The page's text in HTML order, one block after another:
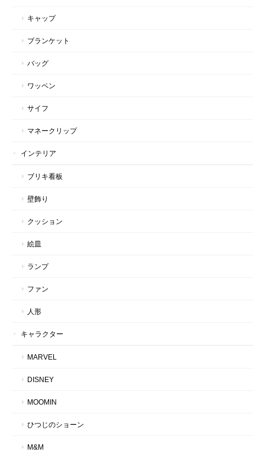
キャップ
ブランケット
バッグ
ワッペン
サイフ
マネークリップ
インテリア
ブリキ看板
壁飾り
クッション
絵皿
ランプ
ファン
人形
キャラクター
MARVEL
DISNEY
MOOMIN
ひつじのショーン
M&M